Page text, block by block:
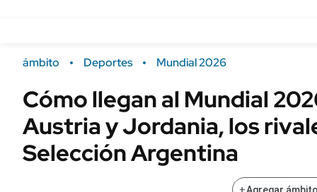
Campo
FINANZAS
Dólar
Sustentabilidad
Seguros
ENERGY REPORT
POLÍTICA
ámbito Deportes Mundial 2026
Cómo llegan al Mundial
Austria y Jordania, los
Selección Argentina